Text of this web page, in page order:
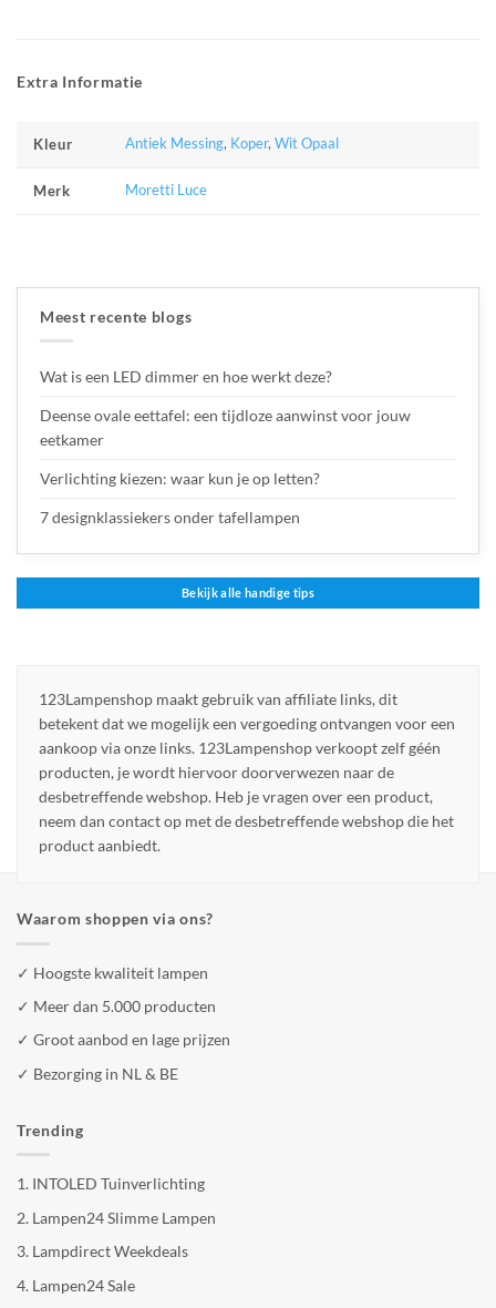
Extra Informatie
Kleur Antiek Messing, Koper,Wit Opaal
Merk Moretti Luce
Meest recente blogs
Wat is een LED dimmer en hoe werkt deze?
Deense ovale eettafel: een tijdloze aanwinst voor jouw
eetkamer
Verlichting kiezen: waar kun je op letten?
7 designklassiekers onder tafellampen
Bekijk alle handige tips
123Lampenshop maakt gebruik van affiliate links, dit
betekent dat we mogelijk een vergoeding ontvangen voor een
aankoop via onze links. 123Lampenshop verkoopt zelf géén
producten, je wordt hiervoor doorverwezen naar de
desbetreffende webshop. Heb je vragen over een product,
neem dan contact op met de desbetreffende webshop die het
product aanbiedt.
Waarom shoppen via ons?
✓ Hoogste kwaliteit lampen
✓ Meer dan 5.000 producten
✓ Groot aanbod en lage prijzen
✓ Bezorging in NL & BE
Trending
1. INTOLED Tuinverlichting
2. Lampen24 Slimme Lampen
3. Lampdirect Weekdeals
4. Lampen24 Sale